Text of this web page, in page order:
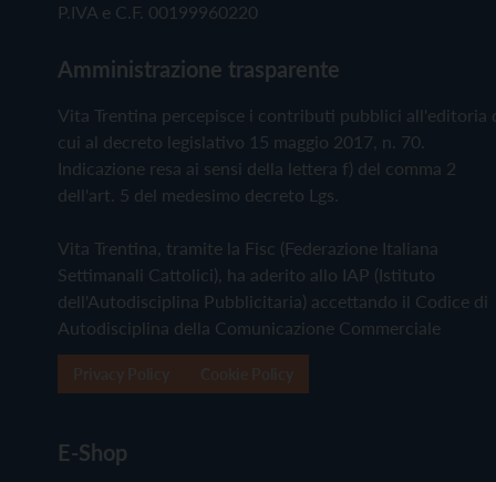
P.IVA e C.F. 00199960220
Amministrazione trasparente
Vita Trentina percepisce i contributi pubblici all'editoria
cui al decreto legislativo 15 maggio 2017, n. 70.
Indicazione resa ai sensi della lettera f) del comma 2
dell'art. 5 del medesimo decreto Lgs.
Vita Trentina, tramite la Fisc (Federazione Italiana
Settimanali Cattolici), ha aderito allo IAP (Istituto
dell'Autodisciplina Pubblicitaria) accettando il Codice di
Autodisciplina della Comunicazione Commerciale
E-Shop